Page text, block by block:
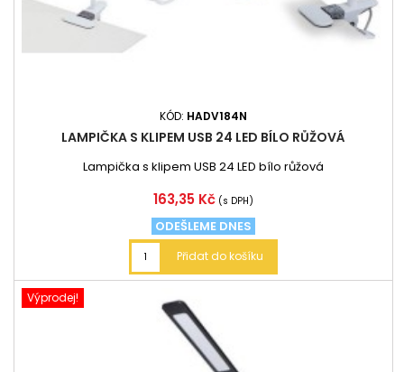
KÓD: HADV184N
LAMPIČKA S KLIPEM USB 24 LED BÍLO RŮŽOVÁ
Lampička s klipem USB 24 LED bílo růžová
Cena
163,35 Kč (s DPH)
ODEŠLEME DNES
Přidat do košíku
Výprodej!